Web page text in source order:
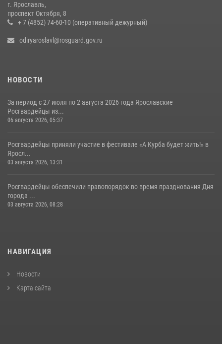
г. Ярославль,
проспект Октября, 8
+ 7 (4852) 74-60-10 (оперативный дежурный)
odiryaroslavl@rosguard.gov.ru
НОВОСТИ
За период с 27 июля по 2 августа 2026 года Ярославские
Росгвардейцы из...
06 августа 2026, 05:37
Росгвардейцы приняли участие в фестивале «А Курба будет жить!» в
Яросл...
03 августа 2026, 13:31
Росгвардейцы обеспечили правопорядок во время празднования Дня
города ...
03 августа 2026, 08:28
НАВИГАЦИЯ
Новости
Карта сайта